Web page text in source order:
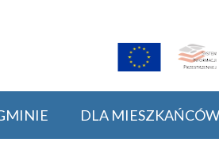
DLA MIESZKAŃCÓW